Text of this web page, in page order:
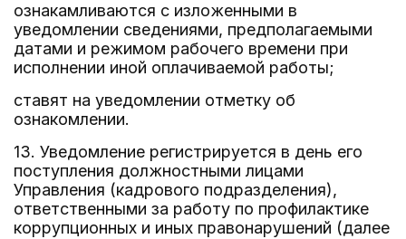
ознакамливаются с изложенными в
уведомлении сведениями, предполагаемыми
датами и режимом рабочего времени при
исполнении иной оплачиваемой работы;
ставят на уведомлении отметку об
ознакомлении.
13. Уведомление регистрируется в день его
поступления должностными лицами
Управления (кадрового подразделения),
ответственными за работу по профилактике
коррупционных и иных правонарушений (далее